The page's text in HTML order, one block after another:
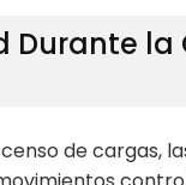
Durante la
de cargas,